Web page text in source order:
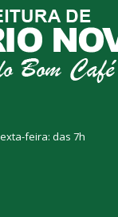
feira: das 7h